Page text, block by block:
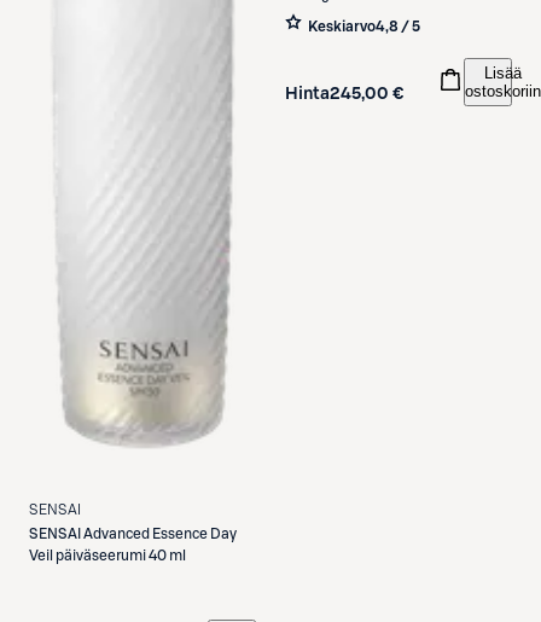
SENSAI
SENSAI Advanced Essence Day
Veil päiväseerumi 40 ml
Keskiarvo4,8 / 5
Hinta245,00 €
Lisää
ostoskoriin